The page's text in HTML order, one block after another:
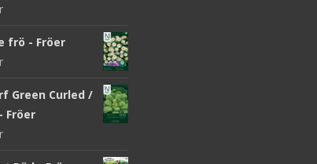
frö - Fröer
Green Curled /
Fröer